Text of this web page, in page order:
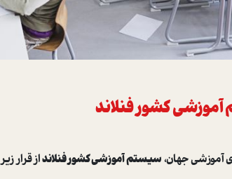
کشور فنلاند
آموزشی جهان،سیستم آموزشی کشور فنلانداز قرار